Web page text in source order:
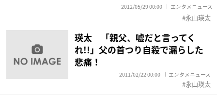
2012/05/29 00:00 エンタメニュース
永山瑛太
瑛太 「親父、嘘だと言ってく
れ!!」父の首つり自殺で漏らした
悲痛！
2011/02/22 00:00 エンタメニュース
永山瑛太